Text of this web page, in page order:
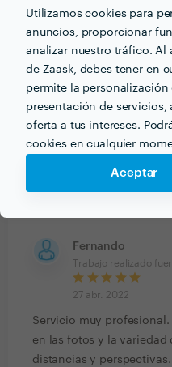
Utilizamos cookies para
anuncios, proporcionar
analizar nuestro tráfico. Al
de Zaask, debes tener en
permite la
presentación de servicios,
oferta a tus intereses.
cookies en cualquier
Aceptar
Es una persona muy
acomodarse a mis
Antonio José
Trabajo realizado
27 abr. 2022
Fernando
Trabajo realizado
27 abr. 2022
Servicio muy
en las fotos y la variedad
distancias y